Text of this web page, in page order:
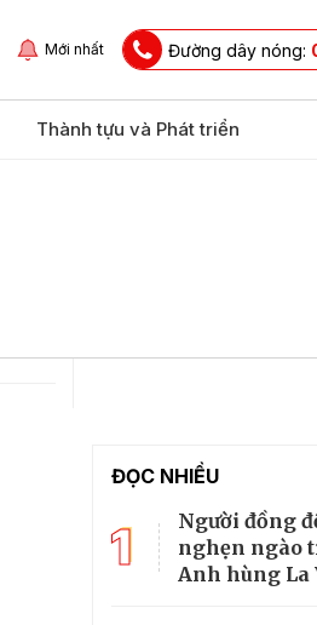
Mới nhất Đường dây nóng:
Thành tựu và Phát triển
ĐỌC NHIỀU
1
Người đồng
nghẹn ngào
Anh hùng La